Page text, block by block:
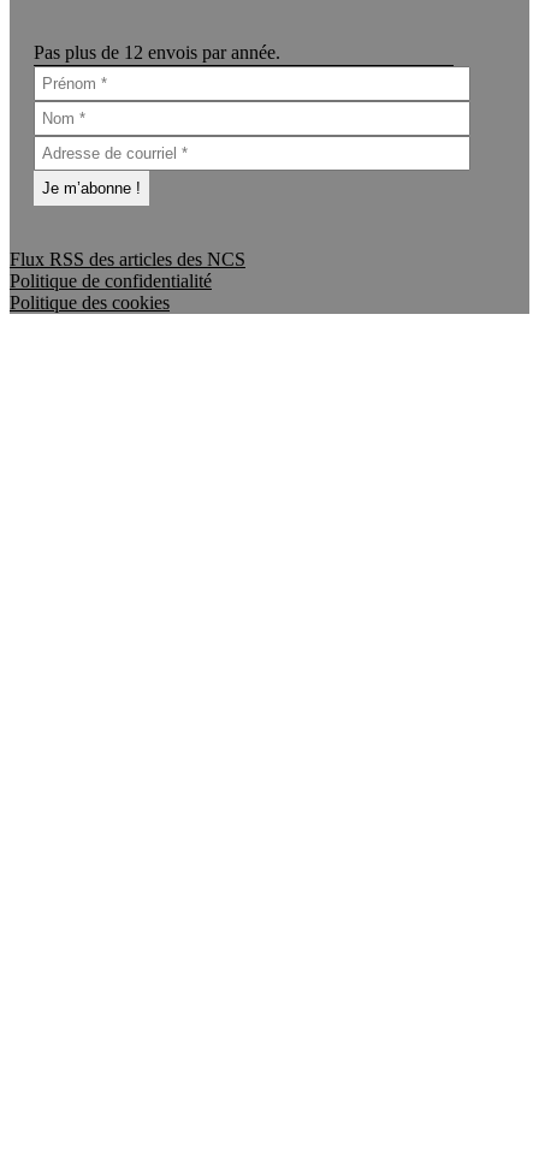
Pas plus de 12 envois par année.
Flux RSS des articles des NCS
Politique de confidentialité
Politique des cookies